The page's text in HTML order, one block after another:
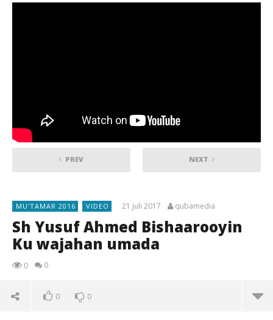
PREV NEXT
MU'TAMAR 2016 VIDEO 21 juli 2017 qubamedia
Sh Yusuf Ahmed Bishaarooyin
Ku wajahan umada
0 0
0 0